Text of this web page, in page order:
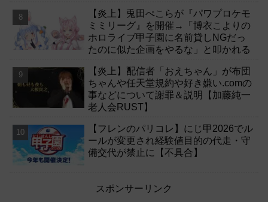
【炎上】兎田ぺこらが『パワプロケモ
ミミリーグ』を開催→「博衣こよりの
ホロライブ甲子園に名前貸しNGだっ
たのに似た企画をやるな」と叩かれる
【炎上】配信者「おえちゃん」が布団
ちゃんや任天堂規約や好き嫌い.comの
事などについて謝罪＆説明【加藤純一
老人会RUST】
【フレンのパリコレ】にじ甲2026でル
ールが変更され経験値目的の代走・守
備交代が禁止に【不具合】
スポンサーリンク